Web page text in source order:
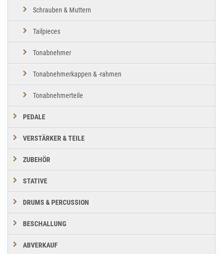
Schrauben & Muttern
Tailpieces
Tonabnehmer
Tonabnehmerkappen & -rahmen
Tonabnehmerteile
PEDALE
VERSTÄRKER & TEILE
ZUBEHÖR
STATIVE
DRUMS & PERCUSSION
BESCHALLUNG
ABVERKAUF